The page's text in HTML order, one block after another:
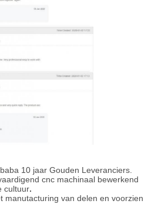
10 jaar Gouden Leveranciers.
cnc machinaal bewerkend
cultuur.
manutacturing van delen en voorzien